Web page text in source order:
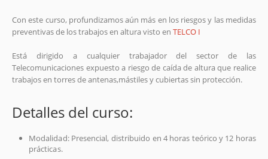
Con este curso, profundizamos aún más en los riesgos y las medidas
preventivas de los trabajos en altura visto en TELCO I
Está dirigido a cualquier trabajador del sector de las
Telecomunicaciones expuesto a riesgo de caída de altura que realice
trabajos en torres de antenas,mástiles y cubiertas sin protección.
Detalles del curso:
Modalidad: Presencial, distribuido en 4 horas teórico y 12 horas
prácticas.